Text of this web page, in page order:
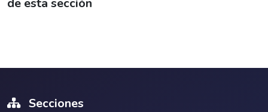
de esta sección
Secciones